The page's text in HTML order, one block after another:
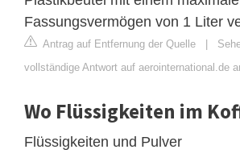
Fassungsvermögen von 1 Liter
Antrag auf Entfernung der Quelle |
vollständige Antwort auf aerointernational.de
Wo Flüssigkeiten im
Flüssigkeiten und Pulver